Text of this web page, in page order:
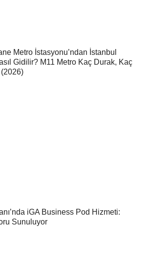
Metro İstasyonu’ndan İstanbul
Gidilir? M11 Metro Kaç Durak, Kaç
iGA Business Pod Hizmeti:
Sunuluyor